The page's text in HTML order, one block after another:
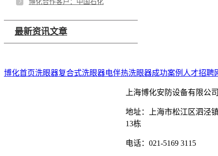
博化合作客户：中国石化
最新资讯文章
博化首页洗眼器复合式洗眼器电伴热洗眼器成功案例 人才招聘
上海博化安防设备有限公
地址：上海市松江区泗泾
13栋
电话：021-5169 3115